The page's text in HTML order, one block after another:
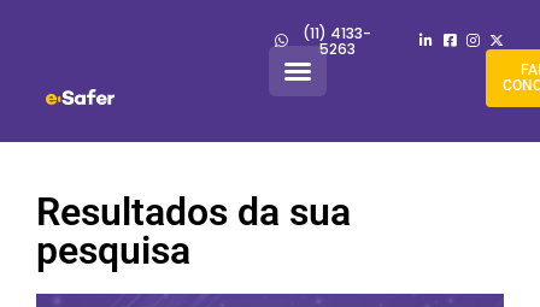
(11) 4133-
5263
Resultados da sua
pesquisa